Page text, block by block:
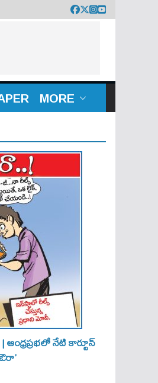
MORE
ఆంధ్రప్రభలో నేటి కార్టూన్